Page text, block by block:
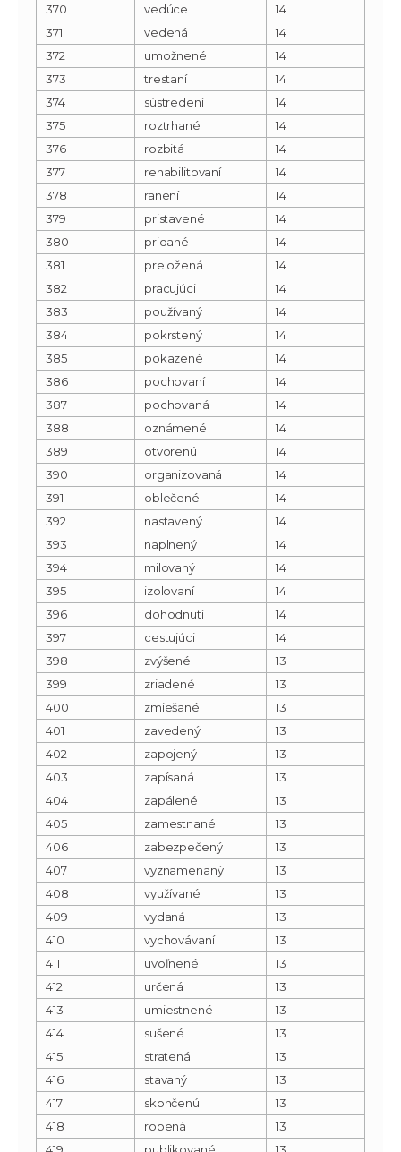
370
vedúce
14
371
vedená
14
372
umožnené
14
373
trestaní
14
374
sústredení
14
375
roztrhané
14
376
rozbitá
14
377
rehabilitovaní
14
378
ranení
14
379
pristavené
14
380
pridané
14
381
preložená
14
382
pracujúci
14
383
používaný
14
384
pokrstený
14
385
pokazené
14
386
pochovaní
14
387
pochovaná
14
388
oznámené
14
389
otvorenú
14
390
organizovaná
14
391
oblečené
14
392
nastavený
14
393
naplnený
14
394
milovaný
14
395
izolovaní
14
396
dohodnutí
14
397
cestujúci
14
398
zvýšené
13
399
zriadené
13
400
zmiešané
13
401
zavedený
13
402
zapojený
13
403
zapísaná
13
404
zapálené
13
405
zamestnané
13
406
zabezpečený
13
407
vyznamenaný
13
408
využívané
13
409
vydaná
13
410
vychovávaní
13
411
uvoľnené
13
412
určená
13
413
umiestnené
13
414
sušené
13
415
stratená
13
416
stavaný
13
417
skončenú
13
418
robená
13
419
publikované 13